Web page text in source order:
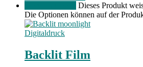
Dieses Produkt
Die Optionen können auf der
Digitaldruck
Backlit Film